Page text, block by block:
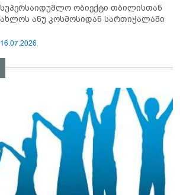
სუპერსაიდუმლო ობიექტი თბილისთან
ახლოს ანუ კოსმოსიდან სართიჭალაში
16.07.2026